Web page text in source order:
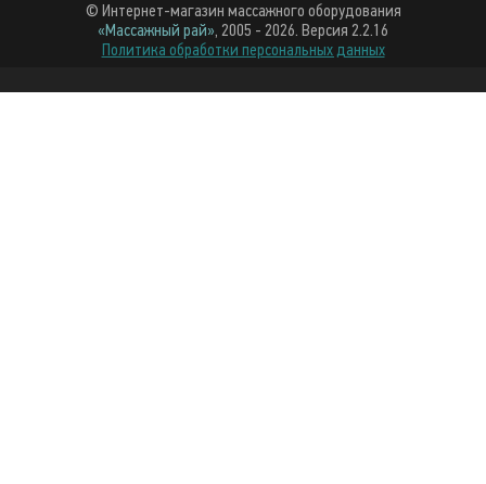
© Интернет-магазин массажного оборудования
«Массажный рай», 2005 - 2026. Версия 2.2.16
Политика обработки персональных данных